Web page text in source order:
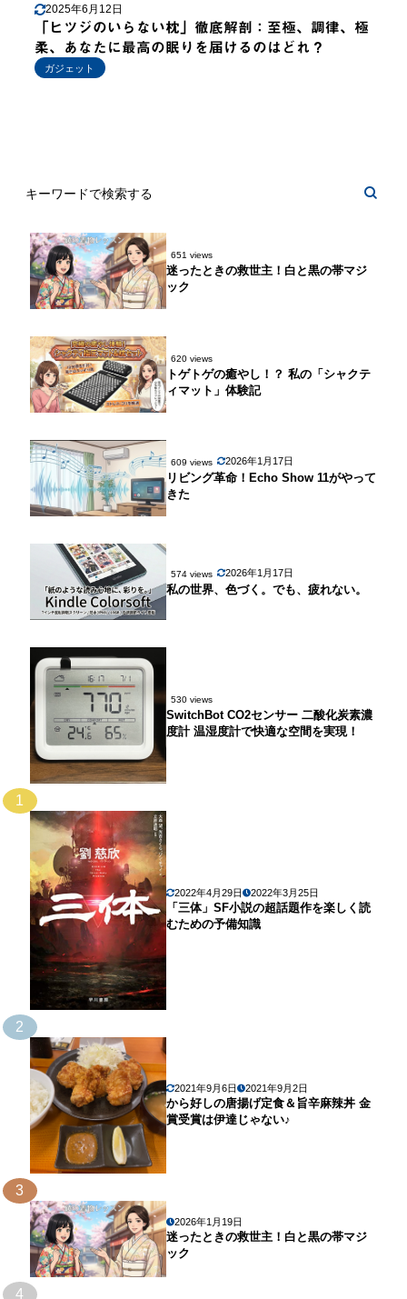
2025年6月12日
「ヒツジのいらない枕」徹底解剖：至極、調律、極
柔、あなたに最高の眠りを届けるのはどれ？
ガジェット
651 views
迷ったときの救世主！白と黒の帯マジ
ック
620 views
トゲトゲの癒やし！？ 私の「シャクテ
ィマット」体験記
609 views 2026年1月17日
リビング革命！Echo Show 11がやって
きた
574 views 2026年1月17日
私の世界、色づく。でも、疲れない。
530 views
SwitchBot CO2センサー 二酸化炭素濃
度計 温湿度計で快適な空間を実現！
1
2022年4月29日 2022年3月25日
「三体」SF小説の超話題作を楽しく読
むための予備知識
2
2021年9月6日 2021年9月2日
から好しの唐揚げ定食＆旨辛麻辣丼 金
賞受賞は伊達じゃない♪
3
2026年1月19日
迷ったときの救世主！白と黒の帯マジ
ック
4